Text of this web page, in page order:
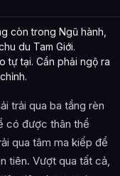
còn trong Ngũ hành,
du Tam Giới.
tự tại. Cần phải ngộ ra
trải qua ba tầng rèn
có được thân thể
qua tâm ma kiếp để
tiên. Vượt qua tất cả,